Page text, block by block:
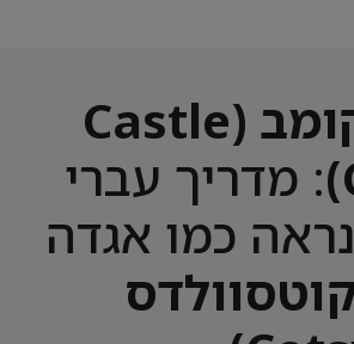
קאסל קומב (Castle
: מדריך עברי
כמו אגדה